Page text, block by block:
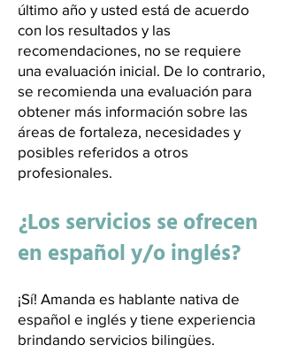
último año y usted está de acuerdo
con los resultados y las
recomendaciones, no se requiere
una evaluación inicial. De lo contrario,
se recomienda una evaluación para
obtener más información sobre las
áreas de fortaleza, necesidades y
posibles referidos a otros
profesionales.
¿Los servicios se ofrecen
en español y/o inglés?
¡Sí! Amanda es hablante nativa de
español e inglés y tiene experiencia
brindando servicios bilingües.